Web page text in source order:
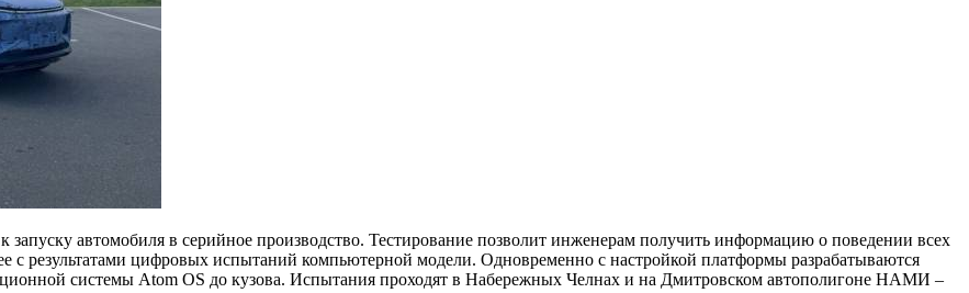
автомобиля в серийное производство. Тестирование позволит инженерам получить информацию о поведении всех
с результатами цифровых испытаний компьютерной модели. Одновременно с настройкой платформы разрабатываются
системы Atom OS до кузова. Испытания проходят в Набережных Челнах и на Дмитровском автополигоне НАМИ –